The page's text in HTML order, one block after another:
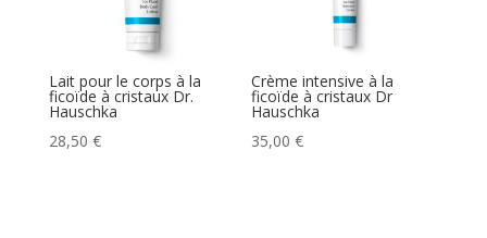
Lait pour le corps à la
ficoïde à cristaux Dr.
Hauschka
28,50 €
Crème intensive à la
ficoïde à cristaux Dr
Hauschka
35,00€